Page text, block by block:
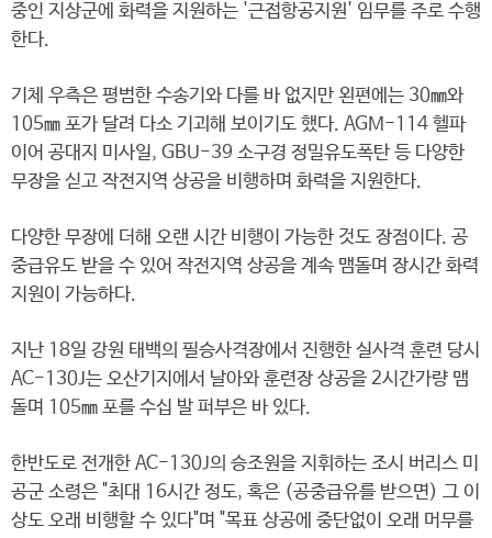
중인 지상군에 화력을 지원하는 '근접항공지원' 임무를 주로 수행
한다.
기체 우측은 평범한 수송기와 다를 바 없지만 왼편에는 30㎜와
105㎜ 포가 달려 다소 기괴해 보이기도 했다. AGM-114 헬파
이어 공대지 미사일, GBU-39 소구경 정밀유도폭탄 등 다양한
무장을 싣고 작전지역 상공을 비행하며 화력을 지원한다.
다양한 무장에 더해 오랜 시간 비행이 가능한 것도 장점이다. 공
중급유도 받을 수 있어 작전지역 상공을 계속 맴돌며 장시간 화력
지원이 가능하다.
지난 18일 강원 태백의 필승사격장에서 진행한 실사격 훈련 당시
AC-130J는 오산기지에서 날아와 훈련장 상공을 2시간가량 맴
돌며 105㎜ 포를 수십 발 퍼부은 바 있다.
한반도로 전개한 AC-130J의 승조원을 지휘하는 조시 버리스 미
공군 소령은 "최대 16시간 정도, 혹은 (공중급유를 받으면) 그 이
상도 오래 비행할 수 있다"며 "목표 상공에 중단없이 오래 머무를